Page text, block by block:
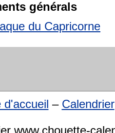
générals
du Capricorne
d'accueil – Calendrier